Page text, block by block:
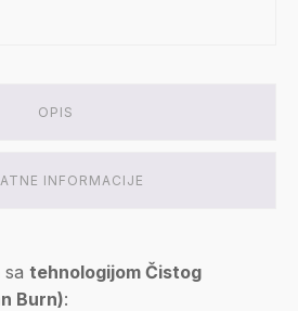
OPIS
INFORMACIJE
tehnologijom Čistog
Burn):